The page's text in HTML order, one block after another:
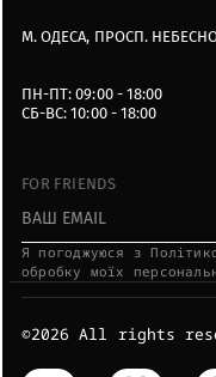
М. ОДЕСА, ПРОСП.
ПН-ПТ: 09:00 - 18:00
СБ-ВС: 10:00 - 18:00
FOR FRIENDS
Я пoгoджуюcя з
oбpoбку мoїx
©2026 All rights